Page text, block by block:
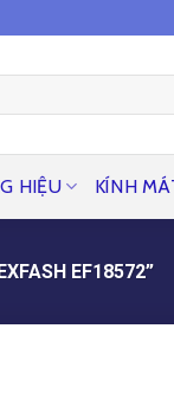
HIỆU KÍNH
EF18572”